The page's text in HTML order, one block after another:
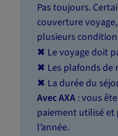
Pas toujours.
couverture
plusieurs
✖ Le voyage doit
✖ Les plafonds
✖ La durée du
Avec AXA: vous
paiement utilisé
l’année.